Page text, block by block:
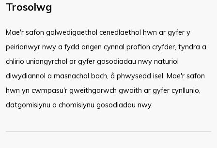
Trosolwg
Mae'r safon galwedigaethol cenedlaethol hwn ar gyfer y
peirianwyr nwy a fydd angen cynnal profion cryfder, tyndra a
chlirio uniongyrchol ar gyfer gosodiadau nwy naturiol
diwydiannol a masnachol bach, â phwysedd isel. Mae'r safon
hwn yn cwmpasu'r gweithgarwch gwaith ar gyfer cynllunio,
datgomisiynu a chomisiynu gosodiadau nwy.